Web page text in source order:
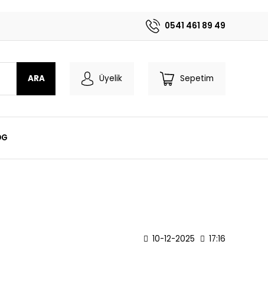
0541 461 89 49
ARA Üyelik Sepetim
10-12-2025 17:16